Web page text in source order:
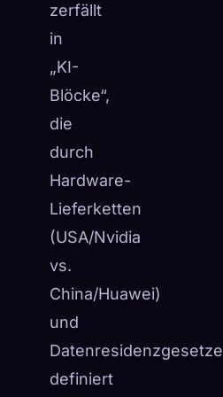
zerfällt
in
„KI-
Blöcke“,
die
durch
Hardware-
Lieferketten
(USA/Nvidia
vs.
China/Huawei)
und
Datenresidenzgesetze
definiert